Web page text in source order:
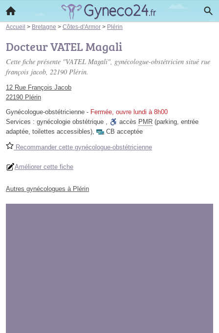
Accueil > Bretagne > Côtes-d'Armor > Plérin
Docteur VATEL Magali
Cette fiche présente "VATEL Magali", gynécologue-obstétricien situé rue
françois jacob, 22190 Plérin.
12 Rue François Jacob
22190 Plérin
Gynécologue-obstétricienne - Fermée, ouvre lundi à 8h00
Services : gynécologie obstétrique , accès PMR (parking, entrée
adaptée, toilettes accessibles), CB acceptée
Recommander cette gynécologue-obstétricienne
Améliorer cette fiche
Autres gynécologues à Plérin